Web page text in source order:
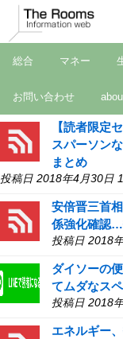
総合 マネー
お問い合わせ
【読者限定
スパーソン
まとめ
投稿日 2018年4月30日
安倍晋三首
係強化確認…
投稿日 2018
ダイソーの
てムダなス
投稿日 2018
エネルギー